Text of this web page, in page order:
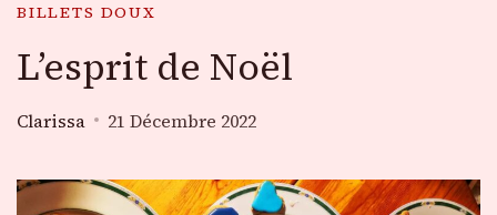
BILLETS DOUX
L’esprit de Noël
Clarissa 21 Décembre 2022